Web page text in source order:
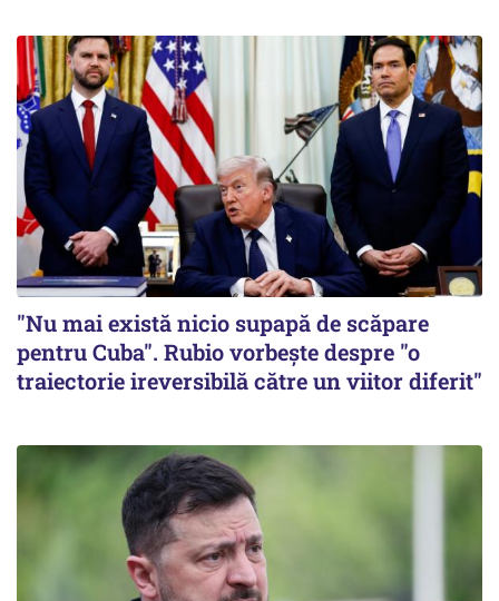
"Nu mai există nicio supapă de scăpare
pentru Cuba". Rubio vorbește despre "o
traiectorie ireversibilă către un viitor diferit"